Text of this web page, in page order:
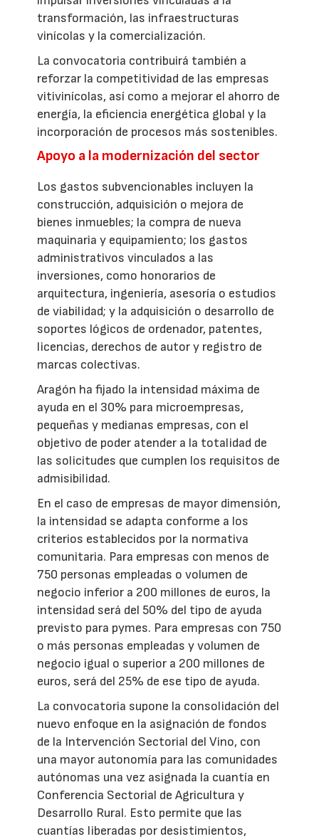
transformación, las infraestructuras
vinícolas y la comercialización.
La convocatoria contribuirá también a
reforzar la competitividad de las empresas
vitivinícolas, así como a mejorar el ahorro de
energía, la eficiencia energética global y la
incorporación de procesos más sostenibles.
Apoyo a la modernización del sector
Los gastos subvencionables incluyen la
construcción, adquisición o mejora de
bienes inmuebles; la compra de nueva
maquinaria y equipamiento; los gastos
administrativos vinculados a las
inversiones, como honorarios de
arquitectura, ingeniería, asesoría o estudios
de viabilidad; y la adquisición o desarrollo de
soportes lógicos de ordenador, patentes,
licencias, derechos de autor y registro de
marcas colectivas.
Aragón ha fijado la intensidad máxima de
ayuda en el 30% para microempresas,
pequeñas y medianas empresas, con el
objetivo de poder atender a la totalidad de
las solicitudes que cumplen los requisitos de
admisibilidad.
En el caso de empresas de mayor dimensión,
la intensidad se adapta conforme a los
criterios establecidos por la normativa
comunitaria. Para empresas con menos de
750 personas empleadas o volumen de
negocio inferior a 200 millones de euros, la
intensidad será del 50% del tipo de ayuda
previsto para pymes. Para empresas con 750
o más personas empleadas y volumen de
negocio igual o superior a 200 millones de
euros, será del 25% de ese tipo de ayuda.
La convocatoria supone la consolidación del
nuevo enfoque en la asignación de fondos
de la Intervención Sectorial del Vino, con
una mayor autonomía para las comunidades
autónomas una vez asignada la cuantía en
Conferencia Sectorial de Agricultura y
Desarrollo Rural. Esto permite que las
cuantías liberadas por desistimientos,